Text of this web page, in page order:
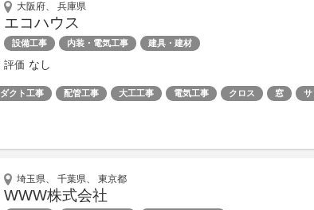
大阪府、 兵庫県
エコハウス
設備工事 内装・電気工事 建具・建材
評価 なし
ダクト工事 配管工事 大工工事 電気工事 クロス 窓 サ
埼玉県、 千葉県、 東京都
WWW株式会社